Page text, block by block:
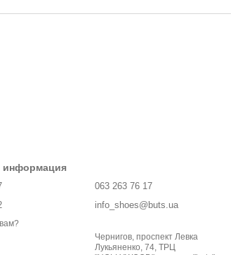
информация
063 263 76 17
info_shoes@buts.ua
Чернигов, проспект Левка
Лукьяненко, 74, ТРЦ